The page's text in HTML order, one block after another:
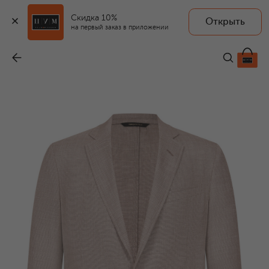
Скидка 10%
на первый заказ в приложении
Открыть
209 500 ₽